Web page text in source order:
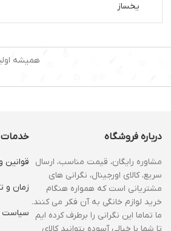
یخساز
همیشه
درباره فروشگاه
مشاوره رایگان، قیمت مناسب، ارسال
سریع، کالای اورجینال، نگرانی های
مشتریانی است که همواره هنگام
خرید لوازم خانگی به آن فکر می کنند.
ما تماما این نگرانی را برطرف کرده ایم
خدمات
قوانین
زمان و‌